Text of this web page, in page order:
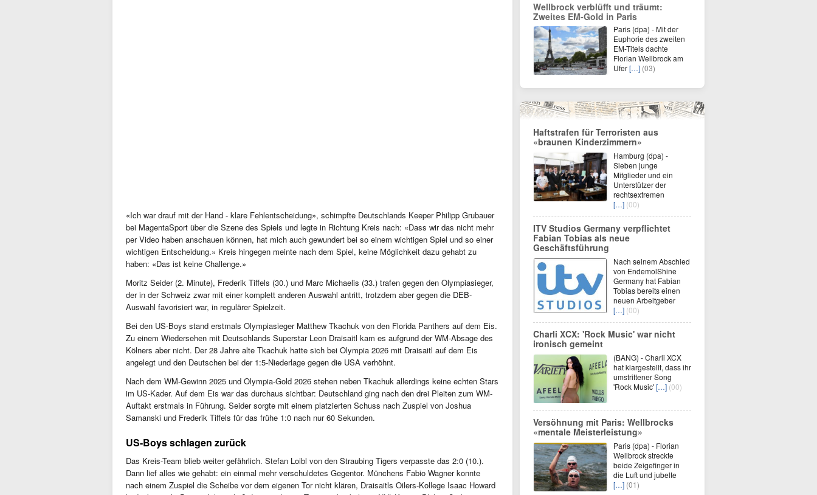
«Ich war drauf mit der Hand - klare Fehlentscheidung», schimpfte Deutschlands Keeper Philipp Grubauer
bei MagentaSport über die Szene des Spiels und legte in Richtung Kreis nach: «Dass wir das nicht mehr
per Video haben anschauen können, hat mich auch gewundert bei so einem wichtigen Spiel und so einer
wichtigen Entscheidung.» Kreis hingegen meinte nach dem Spiel, keine Möglichkeit dazu gehabt zu
haben: «Das ist keine Challenge.»
Moritz Seider (2. Minute), Frederik Tiffels (30.) und Marc Michaelis (33.) trafen gegen den Olympiasieger,
der in der Schweiz zwar mit einer komplett anderen Auswahl antritt, trotzdem aber gegen die DEB-
Auswahl favorisiert war, in regulärer Spielzeit.
Bei den US-Boys stand erstmals Olympiasieger Matthew Tkachuk von den Florida Panthers auf dem Eis.
Zu einem Wiedersehen mit Deutschlands Superstar Leon Draisaitl kam es aufgrund der WM-Absage des
Kölners aber nicht. Der 28 Jahre alte Tkachuk hatte sich bei Olympia 2026 mit Draisaitl auf dem Eis
angelegt und den Deutschen bei der 1:5-Niederlage gegen die USA verhöhnt.
Nach dem WM-Gewinn 2025 und Olympia-Gold 2026 stehen neben Tkachuk allerdings keine echten Stars
im US-Kader. Auf dem Eis war das durchaus sichtbar: Deutschland ging nach den drei Pleiten zum WM-
Auftakt erstmals in Führung. Seider sorgte mit einem platzierten Schuss nach Zuspiel von Joshua
Samanski und Frederik Tiffels für das frühe 1:0 nach nur 60 Sekunden.
US-Boys schlagen zurück
Das Kreis-Team blieb weiter gefährlich. Stefan Loibl von den Straubing Tigers verpasste das 2:0 (10.).
Dann lief alles wie gehabt: ein einmal mehr verschuldetes Gegentor. Münchens Fabio Wagner konnte
nach einem Zuspiel die Scheibe vor dem eigenen Tor nicht klären, Draisaitls Oilers-Kollege Isaac Howard
Wellbrock verblüfft und träumt:
Zweites EM-Gold in Paris
Paris (dpa) - Mit der
Euphorie des zweiten
EM-Titels dachte
Florian Wellbrock am
Ufer[…] (03)
Haftstrafen für Terroristen aus
«braunen Kinderzimmern»
Hamburg (dpa) -
Sieben junge
Mitglieder und ein
Unterstützer der
rechtsextremen
[…] (00)
ITV Studios Germany verpflichtet
Fabian Tobias als neue
Geschäftsführung
Nach seinem Abschied
von EndemolShine
Germany hat Fabian
Tobias bereits einen
neuen Arbeitgeber
[…] (00)
Charli XCX: 'Rock Music' war nicht
ironisch gemeint
(BANG) - Charli XCX
hat klargestellt, dass ihr
umstrittener Song
'Rock Music'[…] (00)
Versöhnung mit Paris: Wellbrocks
«mentale Meisterleistung»
Paris (dpa) - Florian
Wellbrock streckte
beide Zeigefinger in
die Luft und jubelte
[…] (01)